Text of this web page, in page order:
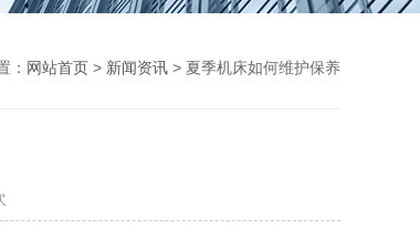
： 网站首页 > 新闻资讯 > 夏季机床如何维护保养